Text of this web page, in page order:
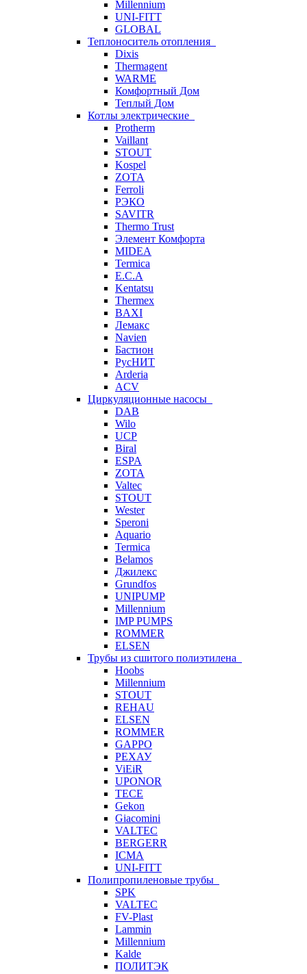
Millennium
UNI-FITT
GLOBAL
Теплоноситель отопления
Dixis
Thermagent
WARME
Комфортный Дом
Теплый Дом
Котлы электрические
Protherm
Vaillant
STOUT
Kospel
ZOTA
Ferroli
РЭКО
SAVITR
Thermo Trust
Элемент Комфорта
MIDEA
Termica
E.C.A
Kentatsu
Thermex
BAXI
Лемакс
Navien
Бастион
РусНИТ
Arderia
ACV
Циркуляционные насосы
DAB
Wilo
UCP
Biral
ESPA
ZOTA
Valtec
STOUT
Wester
Speroni
Aquario
Termica
Belamos
Джилекс
Grundfos
UNIPUMP
Millennium
IMP PUMPS
ROMMER
ELSEN
Трубы из сшитого полиэтилена
Hoobs
Millennium
STOUT
REHAU
ELSEN
ROMMER
GAPPO
РЕХАУ
ViEiR
UPONOR
TECE
Gekon
Giacomini
VALTEC
BERGERR
ICMA
UNI-FITT
Полипропиленовые трубы
SPK
VALTEC
FV-Plast
Lammin
Millennium
Kalde
ПОЛИТЭК